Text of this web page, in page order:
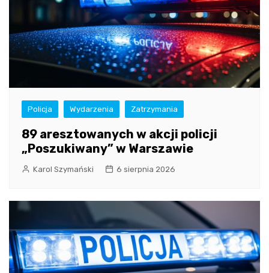
Policja Wydarzenia Zatrzymania
89 aresztowanych w akcji policji
„Poszukiwany” w Warszawie
Karol Szymański 6 sierpnia 2026